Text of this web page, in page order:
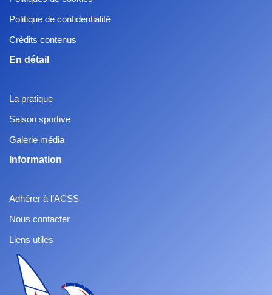
Politique de confidentialité
Crédits contenus
En détail
La pratique
Saison sportive
Galerie média
Information
Adhérer à l’ACSS
Nous contacter
Liens utiles